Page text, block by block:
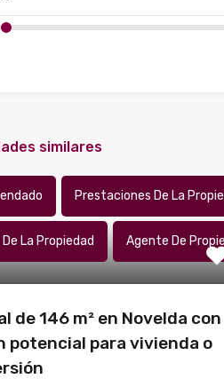
similares
Prestaciones De La
La Propiedad Agente De
de 146 m² en Novelda con
potencial para vivienda o